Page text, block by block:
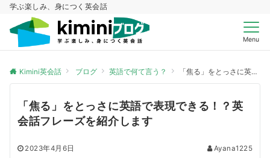
学ぶ楽しみ、身につく英会話
Menu
Kimini英会話 ブログ 英語で何て言う？ 「焦る」をとっさに英語で表現できる！？英会話フレーズを紹介します
「焦る」をとっさに英語で表現できる！？英
会話フレーズを紹介します
2023年4月6日 Ayana1225